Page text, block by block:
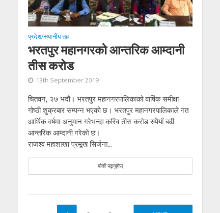
प्रदेश/स्थानीय तह
भरतपुर महानगरको आन्तरिक आम्दानी
तीस करोड
13th September 2019
चितवन, २७ भदौ। भरतपुर महानगरपालिकाको वार्षिक समीक्षा
गोष्ठी शुक्रबार सम्पन्न भएको छ। भरतपुर महानगरपालिकाले गत
आर्थिक वर्षमा अनुमान गरेभन्दा करिव तीस करोड रुपैयाँ बढी
आन्तरिक आम्दानी गरेको छ।
राजश्व महाशाखा प्रमूख सिर्जना...
बांकी पढ्नुहोस्